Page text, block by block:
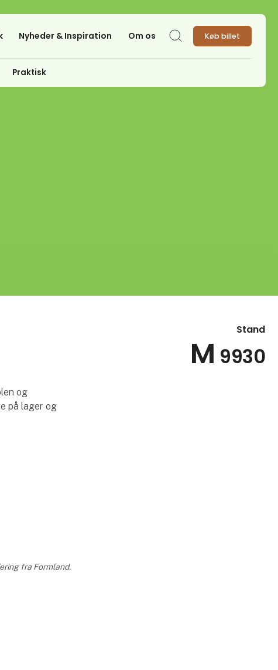
Nyheder & Inspiration Om os Søg Køb billet
Praktisk
Stand
M 9930
og
på lager og
fra Formland.